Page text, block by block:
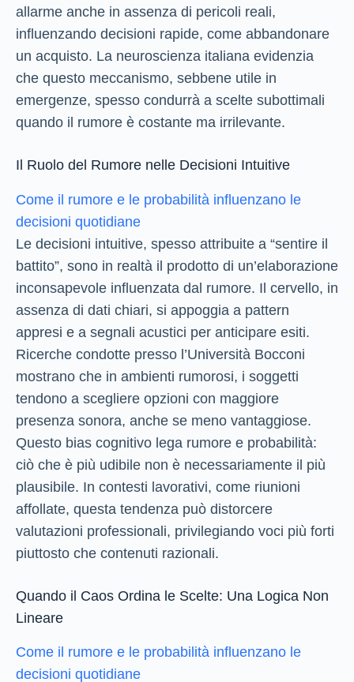
allarme anche in assenza di pericoli reali,
influenzando decisioni rapide, come abbandonare
un acquisto. La neuroscienza italiana evidenzia
che questo meccanismo, sebbene utile in
emergenze, spesso condurrà a scelte subottimali
quando il rumore è costante ma irrilevante.
Il Ruolo del Rumore nelle Decisioni Intuitive
Come il rumore e le probabilità influenzano le
decisioni quotidiane
Le decisioni intuitive, spesso attribuite a “sentire il
battito”, sono in realtà il prodotto di un’elaborazione
inconsapevole influenzata dal rumore. Il cervello, in
assenza di dati chiari, si appoggia a pattern
appresi e a segnali acustici per anticipare esiti.
Ricerche condotte presso l’Università Bocconi
mostrano che in ambienti rumorosi, i soggetti
tendono a scegliere opzioni con maggiore
presenza sonora, anche se meno vantaggiose.
Questo bias cognitivo lega rumore e probabilità:
ciò che è più udibile non è necessariamente il più
plausibile. In contesti lavorativi, come riunioni
affollate, questa tendenza può distorcere
valutazioni professionali, privilegiando voci più forti
piuttosto che contenuti razionali.
Quando il Caos Ordina le Scelte: Una Logica Non
Lineare
Come il rumore e le probabilità influenzano le
decisioni quotidiane